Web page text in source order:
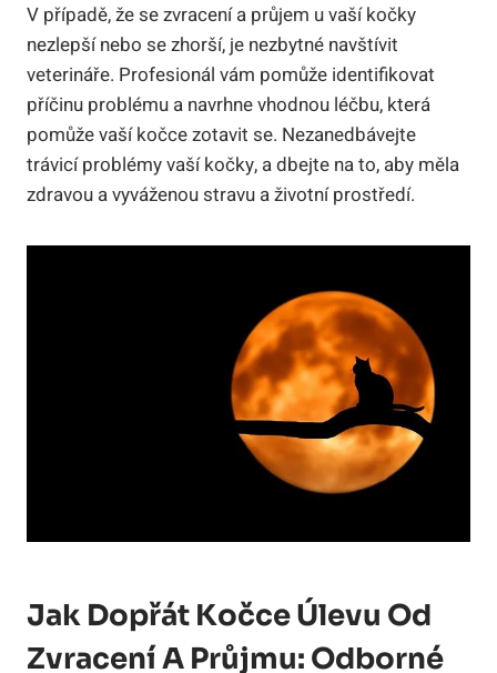
V případě, že se zvracení a průjem u vaší kočky
nezlepší nebo se zhorší, je nezbytné navštívit
veterináře. Profesionál vám pomůže identifikovat
příčinu problému a navrhne vhodnou léčbu, která
pomůže vaší kočce zotavit se. Nezanedbávejte
trávicí problémy vaší kočky, a dbejte na to, aby měla
zdravou a vyváženou stravu a životní prostředí.
Jak Dopřát Kočce Úlevu Od
Zvracení A Průjmu: Odborné